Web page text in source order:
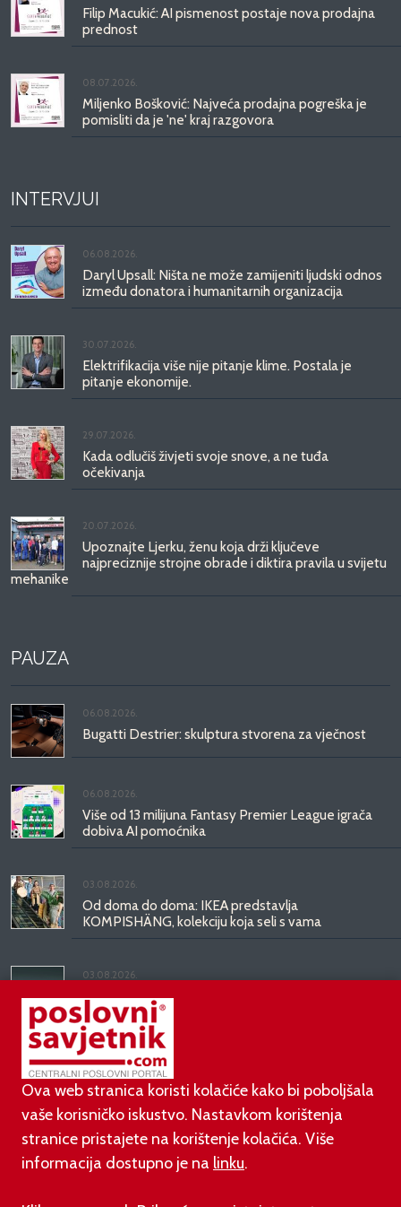
Filip Macukić: AI pismenost postaje nova prodajna
prednost
08.07.2026.
Miljenko Bošković: Najveća prodajna pogreška je
pomisliti da je 'ne' kraj razgovora
INTERVJUI
06.08.2026.
Daryl Upsall: Ništa ne može zamijeniti ljudski odnos
između donatora i humanitarnih organizacija
30.07.2026.
Elektrifikacija više nije pitanje klime. Postala je
pitanje ekonomije.
29.07.2026.
Kada odlučiš živjeti svoje snove, a ne tuđa
očekivanja
20.07.2026.
Upoznajte Ljerku, ženu koja drži ključeve
najpreciznije strojne obrade i diktira pravila u svijetu
mehanike
PAUZA
06.08.2026.
Bugatti Destrier: skulptura stvorena za vječnost
06.08.2026.
Više od 13 milijuna Fantasy Premier League igrača
dobiva AI pomoćnika
03.08.2026.
Od doma do doma: IKEA predstavlja
KOMPISHÄNG, kolekciju koja seli s vama
03.08.2026.
Kineski BYD predstavio luksuznu limuzinu veću od
Mercedesove S-klase, obećava domet do 1.000
kilometara
Ova web stranica koristi kolačiće kako bi poboljšala
vaše korisničko iskustvo. Nastavkom korištenja
stranice pristajete na korištenje kolačića. Više
informacija dostupno je na linku.